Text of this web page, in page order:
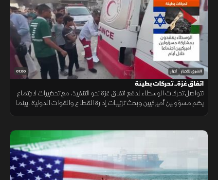
01:00 الشرق للأخبار أخبار
اتفاق غزة.. تحركات بطيئة
تتواصل تحركات الوسطاء لدفع اتفاق غزة نحو التنفيذ، مع تحضيرات لاجتماع
يضم مسؤولين أميركيين وبحث ترتيبات إدارة القطاع والقوات الدولية، بينما